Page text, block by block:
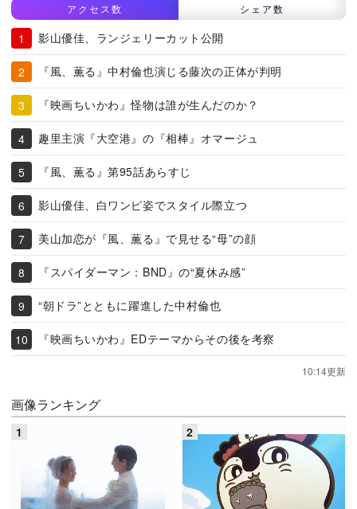
アクセス数 シェア数
影山優佳、ランジェリーカット公開
『風、薫る』中村倫也演じる藤次の正体が判明
『映画ちいかわ』怪物は誰が生んだのか？
趣里主演『大空港』の『相棒』オマージュ
『風、薫る』第95話あらすじ
影山優佳、白ワンピ姿でスタイル際立つ
美山加恋が『風、薫る』で見せる“母”の顔
『スパイダーマン：BND』の“夏休み感”
“朝ドラ”とともに躍進した中村倫也
『映画ちいかわ』EDテーマからその後を考察
10:14更新
画像ランキング